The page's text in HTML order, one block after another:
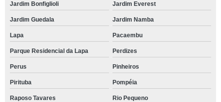
Jardim Bonfiglioli Jardim Everest
Jardim Guedala Jardim Namba
Lapa Pacaembu
Parque Residencial da Lapa Perdizes
Perus Pinheiros
Pirituba Pompéia
Raposo Tavares Rio Pequeno